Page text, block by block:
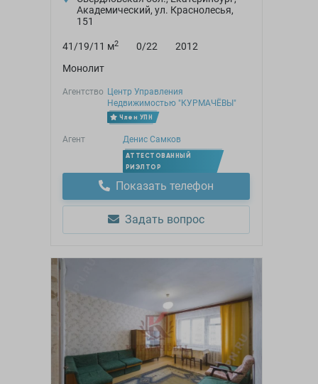
Академический, ул. Краснолесья,
151
41/19/11 м2 0/22
2012
Монолит
Агентство Центр Управления
Недвижимостью "КУРМАЧЁВЫ"
Член УПН
Агент Денис Самков
АТТЕСТОВАННЫЙ
РИЭЛТОР
Показать телефон
Задать вопрос